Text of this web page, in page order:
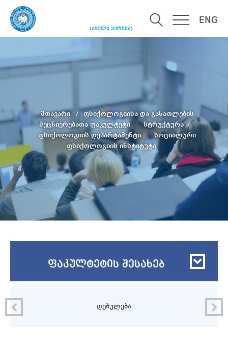
(ძველი ვერსია)
ENG
მთავარი
ფსიქოლოგიისა და განათლების
მეცნიერებათა ფაკულტეტი
სტრუქტურა
ფსიქოლოგიის დეპარტამენტი
სოციალური
ფსიქოლოგიის ინსტიტუტი
ფაკულტეტის შესახებ
დებულება